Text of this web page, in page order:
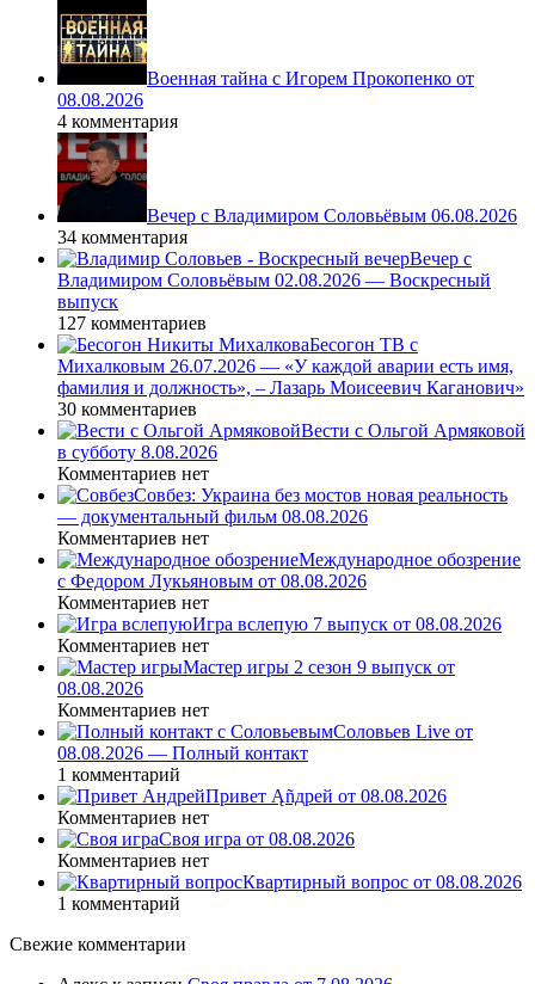
Военная тайна с Игорем Прокопенко от
08.08.2026
4 комментария
Вечер с Владимиром Соловьёвым 06.08.2026
34 комментария
Вечер с
Владимиром Соловьёвым 02.08.2026 — Воскресный
выпуск
127 комментариев
Бесогон ТВ с
Михалковым 26.07.2026 — «У каждой аварии есть имя,
фамилия и должность», – Лазарь Моисеевич Каганович»
30 комментариев
Вести с Ольгой Армяковой
в субботу 8.08.2026
Комментариев нет
Совбез: Украина без мостов новая реальность
— документальный фильм 08.08.2026
Комментариев нет
Международное обозрение
с Федором Лукьяновым от 08.08.2026
Комментариев нет
Игра вслепую 7 выпуск от 08.08.2026
Комментариев нет
Мастер игры 2 сезон 9 выпуск от
08.08.2026
Комментариев нет
Соловьев Live от
08.08.2026 — Полный контакт
1 комментарий
Привет Ąñдpей от 08.08.2026
Комментариев нет
Своя игра от 08.08.2026
Комментариев нет
Квартирный вопрос от 08.08.2026
1 комментарий
Свежие комментарии